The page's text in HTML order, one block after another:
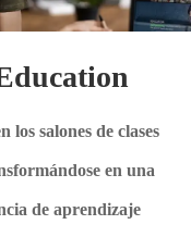
los salones de clases
en una
de aprendizaje